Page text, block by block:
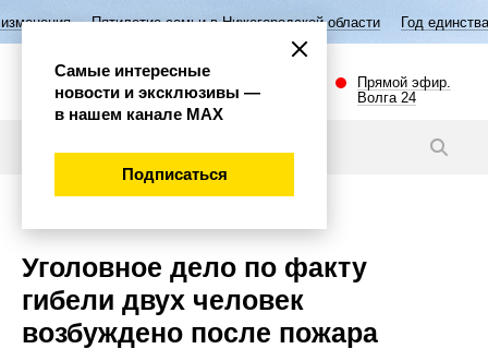
семьи в Нижегородской области Год единства народов России
Прямой эфир.
Волга 24
Уголовное дело по факту
гибели двух человек
возбуждено после пожара
Самые интересные
новости и эксклюзивы —
в нашем канале МАХ
Подписаться